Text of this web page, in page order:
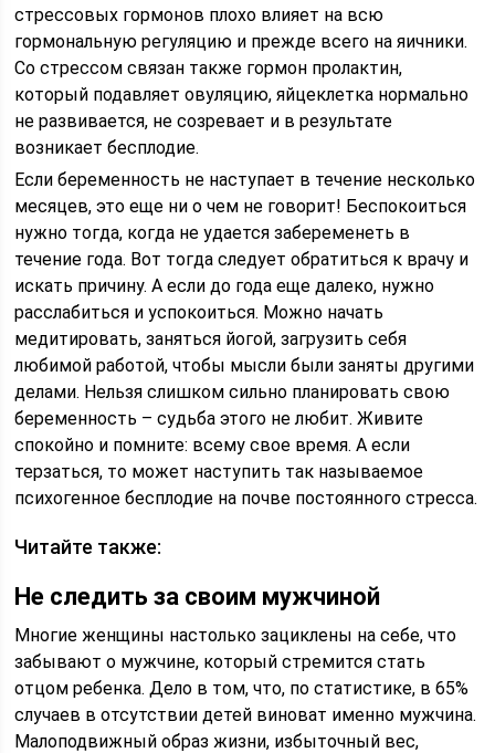
стрессовых гормонов плохо влияет на всю
гормональную регуляцию и прежде всего на яичники.
Со стрессом связан также гормон пролактин,
который подавляет овуляцию, яйцеклетка нормально
не развивается, не созревает и в результате
возникает бесплодие.
Если беременность не наступает в течение несколько
месяцев, это еще ни о чем не говорит! Беспокоиться
нужно тогда, когда не удается забеременеть в
течение года. Вот тогда следует обратиться к врачу и
искать причину. А если до года еще далеко, нужно
расслабиться и успокоиться. Можно начать
медитировать, заняться йогой, загрузить себя
любимой работой, чтобы мысли были заняты другими
делами. Нельзя слишком сильно планировать свою
беременность – судьба этого не любит. Живите
спокойно и помните: всему свое время. А если
терзаться, то может наступить так называемое
психогенное бесплодие на почве постоянного стресса.
Читайте также:
Не следить за своим мужчиной
Многие женщины настолько зациклены на себе, что
забывают о мужчине, который стремится стать
отцом ребенка. Дело в том, что, по статистике, в 65%
случаев в отсутствии детей виноват именно мужчина.
Малоподвижный образ жизни, избыточный вес,